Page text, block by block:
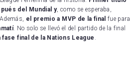
del Mundial y, como se esperaba,
el premio a MVP de la final fue para
. No solo se llevó el del partido de la final
final de la Nations League .